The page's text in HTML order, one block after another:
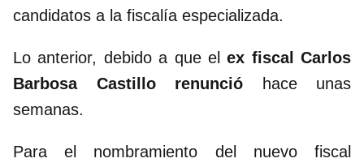
candidatos a la fiscalía especializada.
Lo anterior, debido a que elex fiscal Carlos
Barbosa Castillo renunció hace unas
semanas.
Para el nombramiento del nuevo fiscal